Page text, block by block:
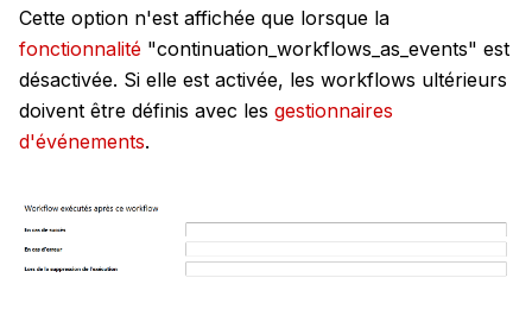
Cette option n'est affichée que lorsque la
fonctionnalité "continuation_workflows_as_events" est
désactivée. Si elle est activée, les workflows ultérieurs
doivent être définis avec les gestionnaires
d'événements.